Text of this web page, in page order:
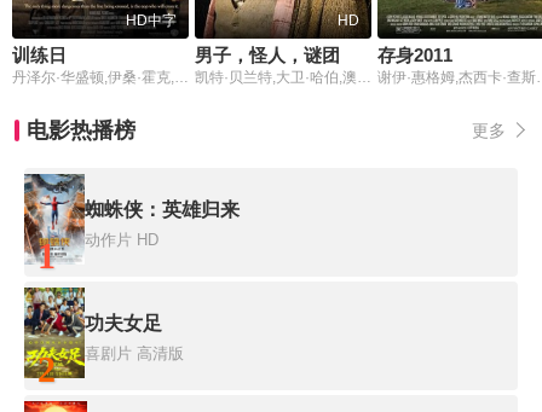
HD中字
训练日
丹泽尔·华盛顿,伊桑·霍克,斯科特·格伦,汤姆·贝伦杰,哈里斯·于林,雷蒙德·J·巴里,克利夫·柯蒂斯,德瑞博士,史努比狗狗,玛西·格雷,夏洛特·阿雅娜,伊娃·门德斯,尼克·齐兰德,Jaime,Gomez,雷蒙德·克鲁斯,诺尔·古格雷米,Samantha,Esteban,弗兰·克朗茨,萨拉·丹尼尔·马迪森,威尔·斯图尔特,丹泽尔·惠特克,大卫·阿耶,泰瑞·克鲁斯,彼得·格林纳,娜姆拉塔辛格古吉尔,Gary,Rodriguez
HD
男子，怪人，谜团
凯特·贝兰特,大卫·哈伯,澳澜·琼斯,Heather Lawless,迈克尔·勒纳,阿尔弗雷德·莫里纳,亚历克斯·奥泽罗夫,莉迪亚·波尔图,Marion Van Cuyck,玛丽·沃伦诺夫
存身2011
谢伊·惠格姆,
电影热播榜 更多
1
蜘蛛侠：英雄归来
动作片 HD
2
功夫女足
喜剧片 高清版